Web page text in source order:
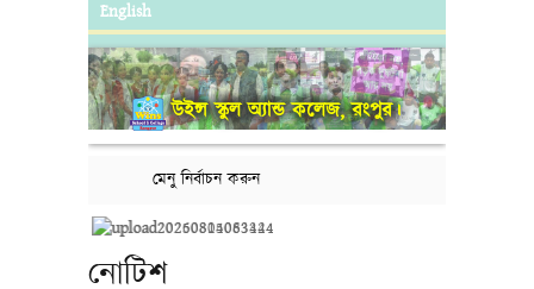
English
উইন্স স্কুল অ্যান্ড কলেজ, রংপুর।
মেনু নির্বাচন করুন
নোটিশ